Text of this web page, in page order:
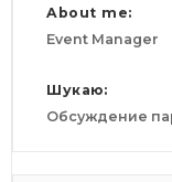
About me:
Event Manager
Шукаю:
Обсуждение